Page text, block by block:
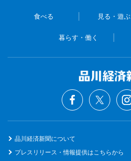
食べる 見る・遊ぶ
暮らす・働く
品川経済新聞について
プレスリリース・情報提供はこちらから